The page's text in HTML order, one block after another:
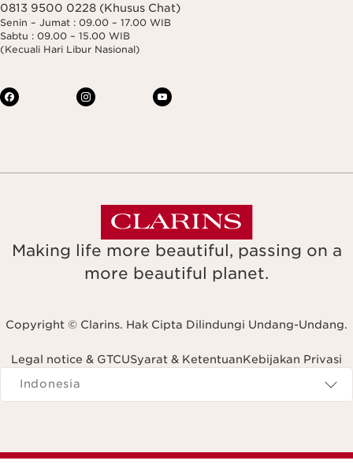
0813 9500 0228 (Khusus Chat)
Senin – Jumat : 09.00 – 17.00 WIB
Sabtu : 09.00 – 15.00 WIB
(Kecuali Hari Libur Nasional)
Making life more beautiful, passing on a
more beautiful planet.
Copyright © Clarins. Hak Cipta Dilindungi Undang-Undang.
Legal notice & GTCUSyarat & KetentuanKebijakan Privasi
Navigates to
Indonesia